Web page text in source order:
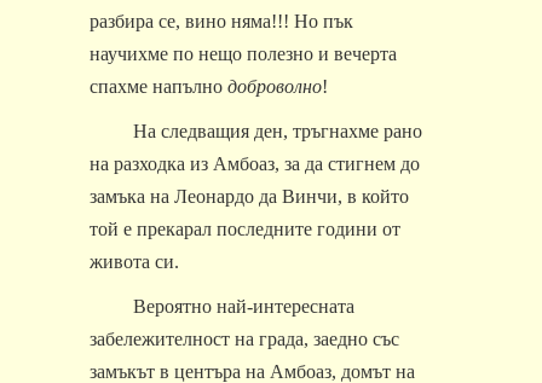
разбира се, вино няма!!! Но пък
научихме по нещо полезно и вечерта
спахме напълно доброволно!
На следващия ден, тръгнахме рано
на разходка из Амбоаз, за да стигнем до
замъка на Леонардо да Винчи, в който
той е прекарал последните години от
живота си.
Вероятно най-интересната
забележителност на града, заедно със
замъкът в центъра на Амбоаз, домът на